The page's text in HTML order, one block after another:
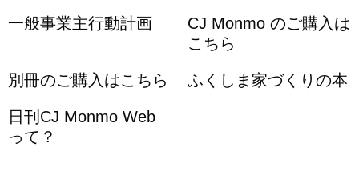
一般事業主行動計画
CJ Monmo のご購入は
こちら
別冊のご購入はこちら ふくしま家づくりの本
日刊CJ Monmo Web
って？